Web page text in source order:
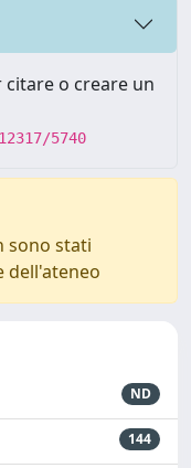
o creare un
5740
sono stati
dell'ateneo
ND
144